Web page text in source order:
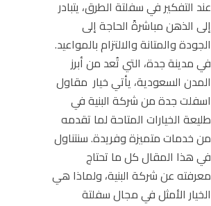
عند التفكير في سفلتة الطرق، يتبادر
إلى الذهن مباشرةً الحاجة إلى
الجودة والمتانة والالتزام بالمواعيد.
في مدينة جدة، التي تُعد من أبرز
المدن السعودية، يأتي خيار مقاول
اسفلت جدة من شركة البنية في
طليعة الخيارات المتاحة لما تقدمه
من خدمات متميزة وفريدة. سنتناول
في هذا المقال كل ما تحتاج
معرفته عنشركة البنية، ولماذا هي
الخيار الأمثل في مجال سفلتة